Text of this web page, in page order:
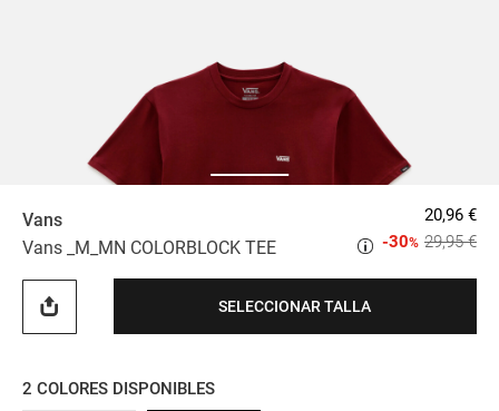
Vans
Vans _M_MN COLORBLOCK TEE
20,96 €
29,95 €
-30%
SELECCIONAR TALLA
2 COLORES DISPONIBLES